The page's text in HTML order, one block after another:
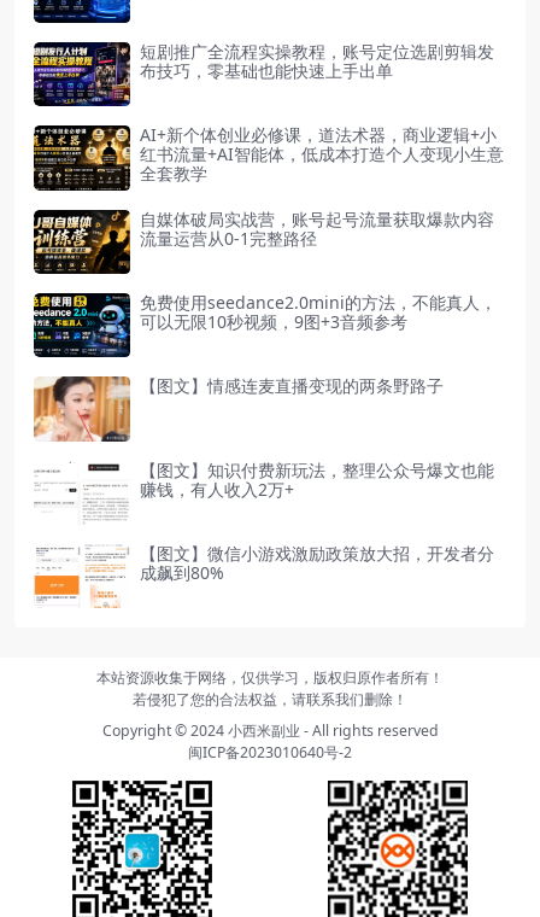
短剧推广全流程实操教程，账号定位选剧剪辑发
布技巧，零基础也能快速上手出单
AI+新个体创业必修课，道法术器，商业逻辑+小
红书流量+AI智能体，低成本打造个人变现小生意
全套教学
自媒体破局实战营，账号起号流量获取爆款内容
流量运营从0-1完整路径
免费使用seedance2.0mini的方法，不能真人，
可以无限10秒视频，9图+3音频参考
【图文】情感连麦直播变现的两条野路子
【图文】知识付费新玩法，整理公众号爆文也能
赚钱，有人收入2万+
【图文】微信小游戏激励政策放大招，开发者分
成飙到80%
本站资源收集于网络，仅供学习，版权归原作者所有！
若侵犯了您的合法权益，请联系我们删除！
Copyright © 2024小西米副业 - All rights reserved
闽ICP备2023010640号-2